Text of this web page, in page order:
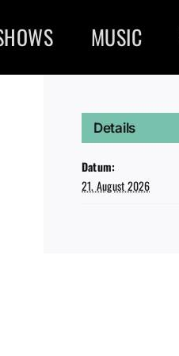
MUSIC
Details
Datum:
21. August 2026